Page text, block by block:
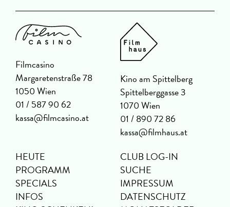
Filmcasino
Margaretenstraße 78
1050 Wien
01 / 587 90 62
kassa@filmcasino.at
Kino am Spittelberg
Spittelberggasse 3
1070 Wien
01 / 890 72 86
kassa@filmhaus.at
HEUTE
PROGRAMM
SPECIALS
INFOS
CLUB LOG-IN
SUCHE
IMPRESSUM
DATENSCHUTZ